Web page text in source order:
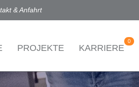
& Anfahrt
PROJEKTE KARRIERE
0